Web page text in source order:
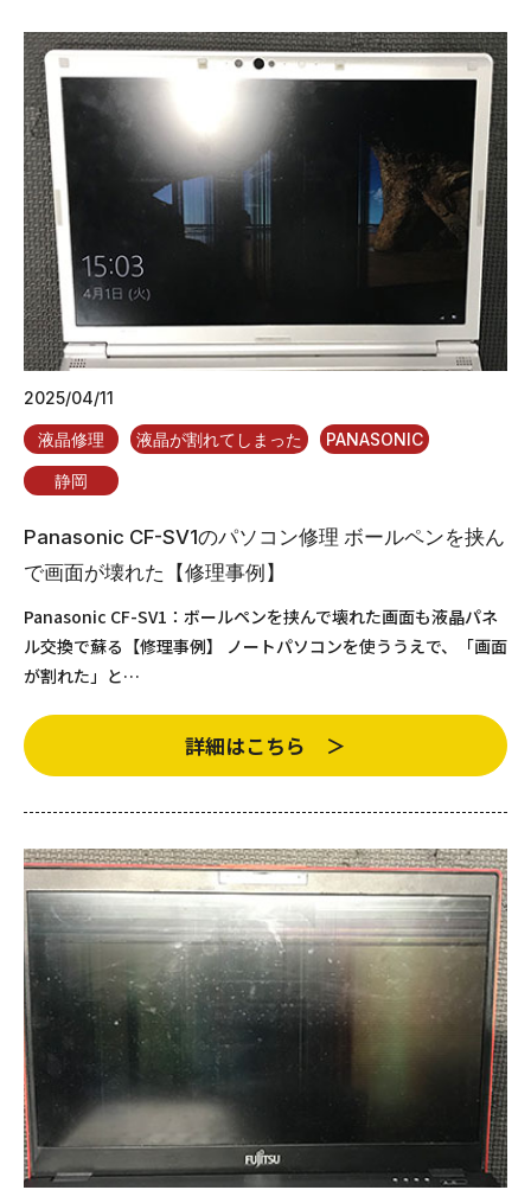
2025/04/11
液晶修理 液晶が割れてしまった PANASONIC
静岡
Panasonic CF-SV1のパソコン修理 ボールペンを挟ん
で画面が壊れた【修理事例】
Panasonic CF-SV1：ボールペンを挟んで壊れた画面も液晶パネ
ル交換で蘇る【修理事例】 ノートパソコンを使ううえで、「画面
が割れた」と…
詳細はこちら ＞